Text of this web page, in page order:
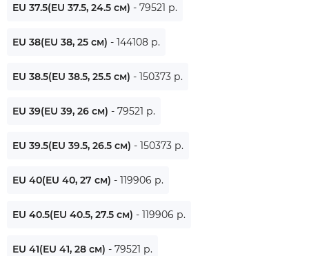
EU 37.5(EU 37.5, 24.5 см) - 79521 р.
EU 38(EU 38, 25 см) - 144108 р.
EU 38.5(EU 38.5, 25.5 см) - 150373 р.
EU 39(EU 39, 26 см) - 79521 р.
EU 39.5(EU 39.5, 26.5 см) - 150373 р.
EU 40(EU 40, 27 см) - 119906 р.
EU 40.5(EU 40.5, 27.5 см) - 119906 р.
EU 41(EU 41, 28 см) - 79521 р.